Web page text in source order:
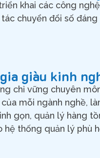
khai các công
chuyển đổi số đáng
giàu kinh
chỉ vững chuyên
mỗi ngành nghề,
gọn, quản lý hàng
hệ thống quản lý phù